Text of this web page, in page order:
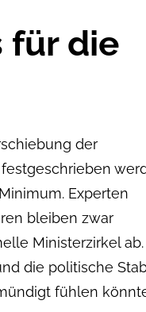
für die
der
Experten
bleiben zwar
Ministerzirkel ab.
die politische
fühlen